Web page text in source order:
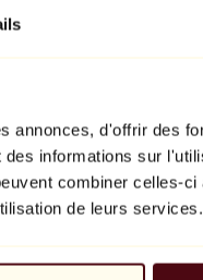
annonces, d'offrir des
informations sur
combiner celles-
de leurs services.